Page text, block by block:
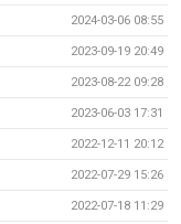
2024-03-06 08:55
2023-09-19 20:49
2023-08-22 09:28
2023-06-03 17:31
2022-12-11 20:12
2022-07-29 15:26
2022-07-18 11:29